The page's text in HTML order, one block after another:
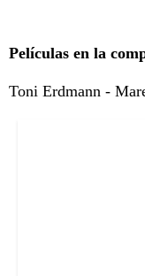
Películas en la
Toni Erdmann -